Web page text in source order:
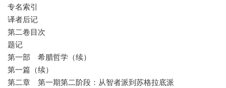
专名索引
译者后记
第二卷目次
题记
第一部 希腊哲学（续）
第一篇（续）
第二章 第一期第二阶段：从智者派到苏格拉底派